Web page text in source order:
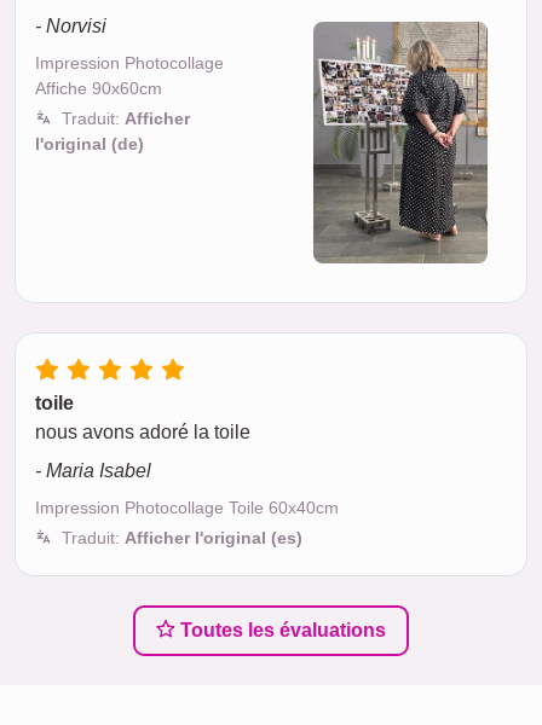
- Norvisi
Impression Photocollage
Affiche 90x60cm
Traduit: Afficher
l'original (de)
toile
nous avons adoré la toile
- Maria Isabel
Impression Photocollage Toile 60x40cm
Traduit: Afficher l'original (es)
Toutes les évaluations